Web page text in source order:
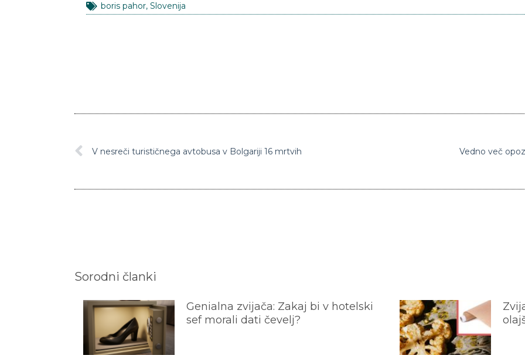
boris pahor, Slovenija
V nesreči turističnega avtobusa v Bolgariji 16 mrtvih Vedno več
Sorodni članki
Genialna zvijača: Zakaj bi v hotelski
sef morali dati čevelj?